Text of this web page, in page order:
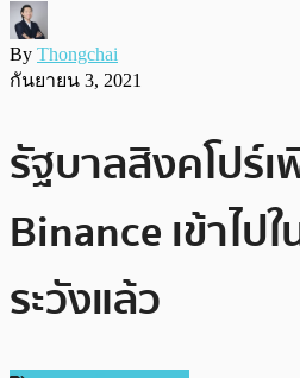
By Thongchai
กันยายน 3, 2021
รัฐบาลสิงคโปร์
Binance เข้าไป
ระวังแล้ว